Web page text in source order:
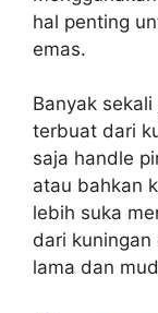
hal penting
emas.
Banyak
terbuat dari
saja handle
atau bahkan
lebih suka
dari
lama dan